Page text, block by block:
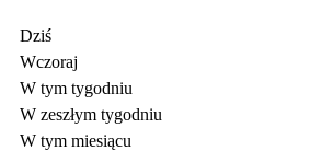
Dziś
Wczoraj
W tym tygodniu
W zeszłym tygodniu
W tym miesiącu